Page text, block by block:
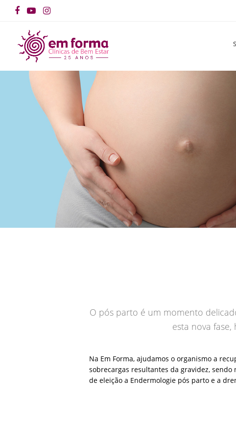
Facebook
YouTubeInstagram
O pós parto é um momento
esta nova
Na Em Forma, ajudamos o organismo a
sobrecargas resultantes da gravidez, sendo
de eleição a Endermologie pós parto e a